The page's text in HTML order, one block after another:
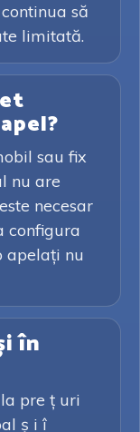
să
limitată.
sau fix
nu are
necesar
configura
apelați nu
în
pre ț uri
ș i î